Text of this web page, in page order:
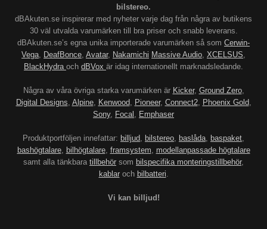
bilstereo.
dBAkuten.se inspirerar med nyheter varje dag från några av butikens
30 väl utvalda varumärken till bra priser och snabb leverans.
dBAkuten.se’s egna unika importerade varumärken så som Cerwin-
Vega, DeafBonce, Avatar, Nakamichi Massive Audio, XCELSUS,
BlackHydra och dBVox är idag internationellt marknadsledande.
Några av våra övriga starka varumärken är Kicker, Ground Zero,
Digital Designs, Alpine, Kenwood, Pioneer, Connect2, Phoenix Gold,
Sony, Focal , Emphaser
Produktportföljen innefattar: billjud, bilstereo, baslåda, baspaket,
bashögtalare, bilhögtalare, framsystem, modellanpassade högtalare
samt alla tänkbara tillbehör som bilspecifika monteringstillbehör,
kablaroch bilbatteri.
Vi kan billjud!